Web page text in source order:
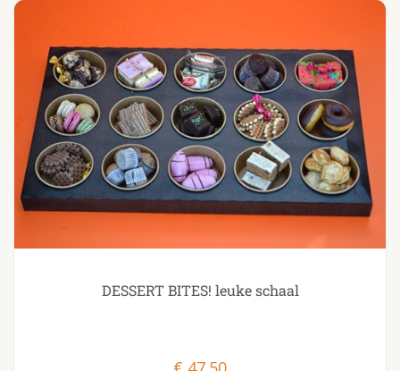
DESSERT BITES! leuke schaal